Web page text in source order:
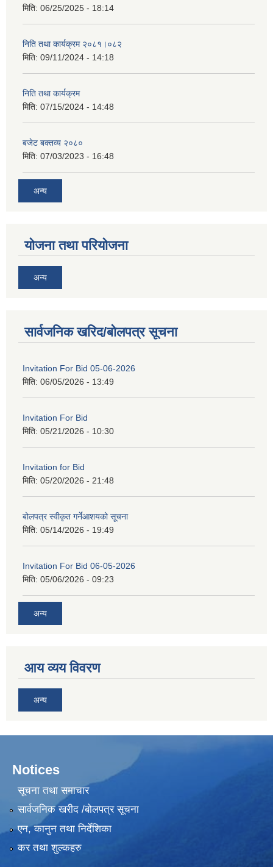
मिति: 06/25/2025 - 18:14
निति तथा कार्यक्रम २०८१।०८२
मिति: 09/11/2024 - 14:18
निति तथा कार्यक्रम
मिति: 07/15/2024 - 14:48
बजेट बक्तव्य २०८०
मिति: 07/03/2023 - 16:48
अन्य
योजना तथा परियोजना
अन्य
सार्वजनिक खरिद/बोलपत्र सूचना
Invitation For Bid 05-06-2026
मिति: 06/05/2026 - 13:49
Invitation For Bid
मिति: 05/21/2026 - 10:30
Invitation for Bid
मिति: 05/20/2026 - 21:48
बोलपत्र स्वीकृत गर्नेआशयको सूचना
मिति: 05/14/2026 - 19:49
Invitation For Bid 06-05-2026
मिति: 05/06/2026 - 09:23
अन्य
आय व्यय विवरण
अन्य
Notices
सूचना तथा समाचार
सार्वजनिक खरीद /बोलपत्र सूचना
एन, कानुन तथा निर्देशिका
कर तथा शुल्कहरु